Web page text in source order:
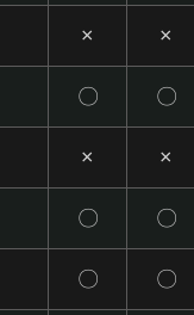
× ×
〇 〇
× ×
〇 〇
〇 〇